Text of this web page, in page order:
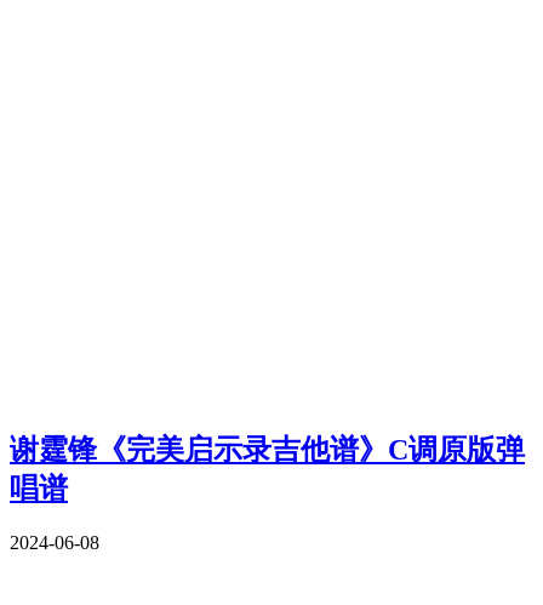
谢霆锋《完美启示录吉他谱》C调原版弹
唱谱
2024-06-08